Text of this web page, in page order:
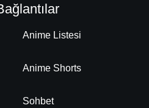
Anime Listesi
Anime Shorts
Sohbet